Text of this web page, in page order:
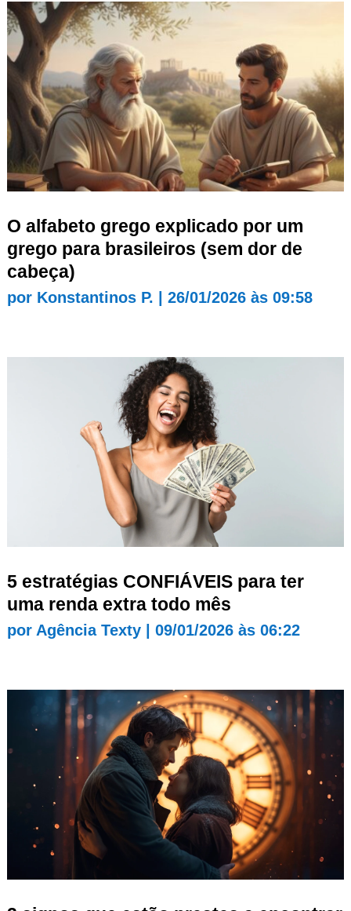
O alfabeto grego explicado por um
grego para brasileiros (sem dor de
cabeça)
por Konstantinos P. 26/01/2026 às 09:58
5 estratégias CONFIÁVEIS para ter
uma renda extra todo mês
por Agência Texty| 09/01/2026 às 06:22